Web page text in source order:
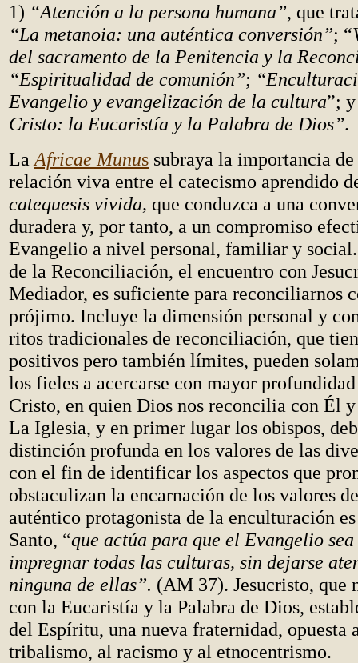
1) “Atención a la persona humana”, que
“La metanoia: una auténtica conversión”; “
del sacramento de la Penitencia y la
“Espiritualidad de comunión”;
Evangelio y evangelización de la cultura”;
Cristo: la Eucaristía y la Palabra de Dios”.
La Africae Munus subraya la importancia
relación viva entre el catecismo aprendido
catequesis vivida, que conduzca a una
duradera y, por tanto, a un compromiso
Evangelio a nivel personal, familiar y
de la Reconciliación, el encuentro con
Mediador, es suficiente para reconciliarnos
prójimo. Incluye la dimensión personal y
ritos tradicionales de reconciliación, que
positivos pero también límites, pueden
los fieles a acercarse con mayor
Cristo, en quien Dios nos reconcilia con Él
La Iglesia, y en primer lugar los obispos,
distinción profunda en los valores de las
con el fin de identificar los aspectos que
obstaculizan la encarnación de los valores
auténtico protagonista de la enculturación
Santo, “que actúa para que el Evangelio sea
impregnar todas las culturas, sin dejarse
ninguna de ellas”. (AM 37). Jesucristo, que
con la Eucaristía y la Palabra de Dios,
del Espíritu, una nueva fraternidad, opuesta
tribalismo, al racismo y al etnocentrismo.